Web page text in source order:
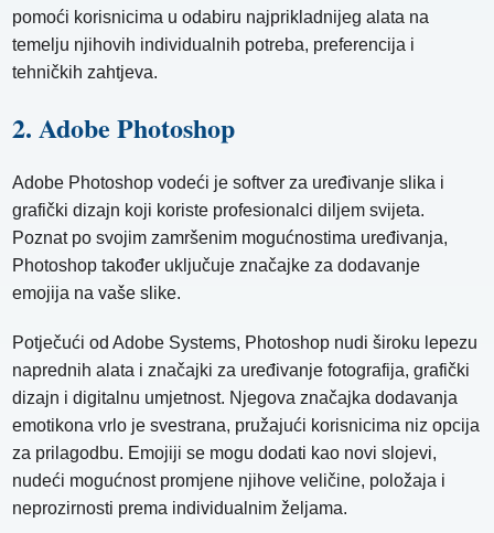
pomoći korisnicima u odabiru najprikladnijeg alata na
temelju njihovih individualnih potreba, preferencija i
tehničkih zahtjeva.
2. Adobe Photoshop
Adobe Photoshop vodeći je softver za uređivanje slika i
grafički dizajn koji koriste profesionalci diljem svijeta.
Poznat po svojim zamršenim mogućnostima uređivanja,
Photoshop također uključuje značajke za dodavanje
emojija na vaše slike.
Potječući od Adobe Systems, Photoshop nudi široku lepezu
naprednih alata i značajki za uređivanje fotografija, grafički
dizajn i digitalnu umjetnost. Njegova značajka dodavanja
emotikona vrlo je svestrana, pružajući korisnicima niz opcija
za prilagodbu. Emojiji se mogu dodati kao novi slojevi,
nudeći mogućnost promjene njihove veličine, položaja i
neprozirnosti prema individualnim željama.